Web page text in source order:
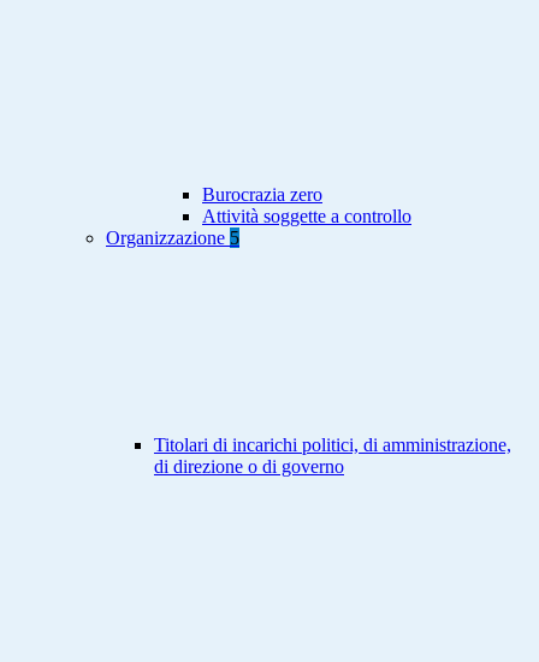
Burocrazia zero
Attività soggette a controllo
Organizzazione 5
Titolari di incarichi politici, di amministrazione,
di direzione o di governo